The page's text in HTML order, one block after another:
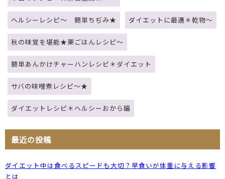
ヘルシーレシピ～ 簡単ちぢみ★ ダイエットに最適＊乾物～
秋の味覚を堪能★栗ごはんレシピ～
簡単あんかけチャーハンレシピ＊ダイエット
サバの味噌煮レシピ～★
ダイエットレシピ＊ヘルシーおから編
最近の投稿
ダイエット中は食べるスピードも大切？早食いが体重に与える影響
とは